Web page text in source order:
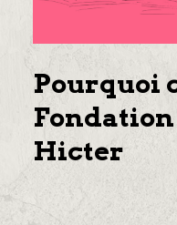
Pourquoi
Hicter